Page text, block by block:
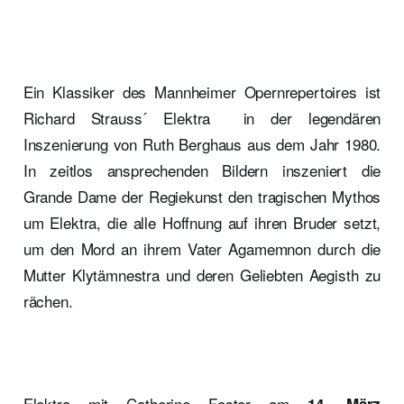
Ein Klassiker des Mannheimer Opernrepertoires ist
Richard Strauss´ Elektra in der legendären
Inszenierung von Ruth Berghaus aus dem Jahr 1980.
In zeitlos ansprechenden Bildern inszeniert die
Grande Dame der Regiekunst den tragischen Mythos
um Elektra, die alle Hoffnung auf ihren Bruder setzt,
um den Mord an ihrem Vater Agamemnon durch die
Mutter Klytämnestra und deren Geliebten Aegisth zu
rächen.